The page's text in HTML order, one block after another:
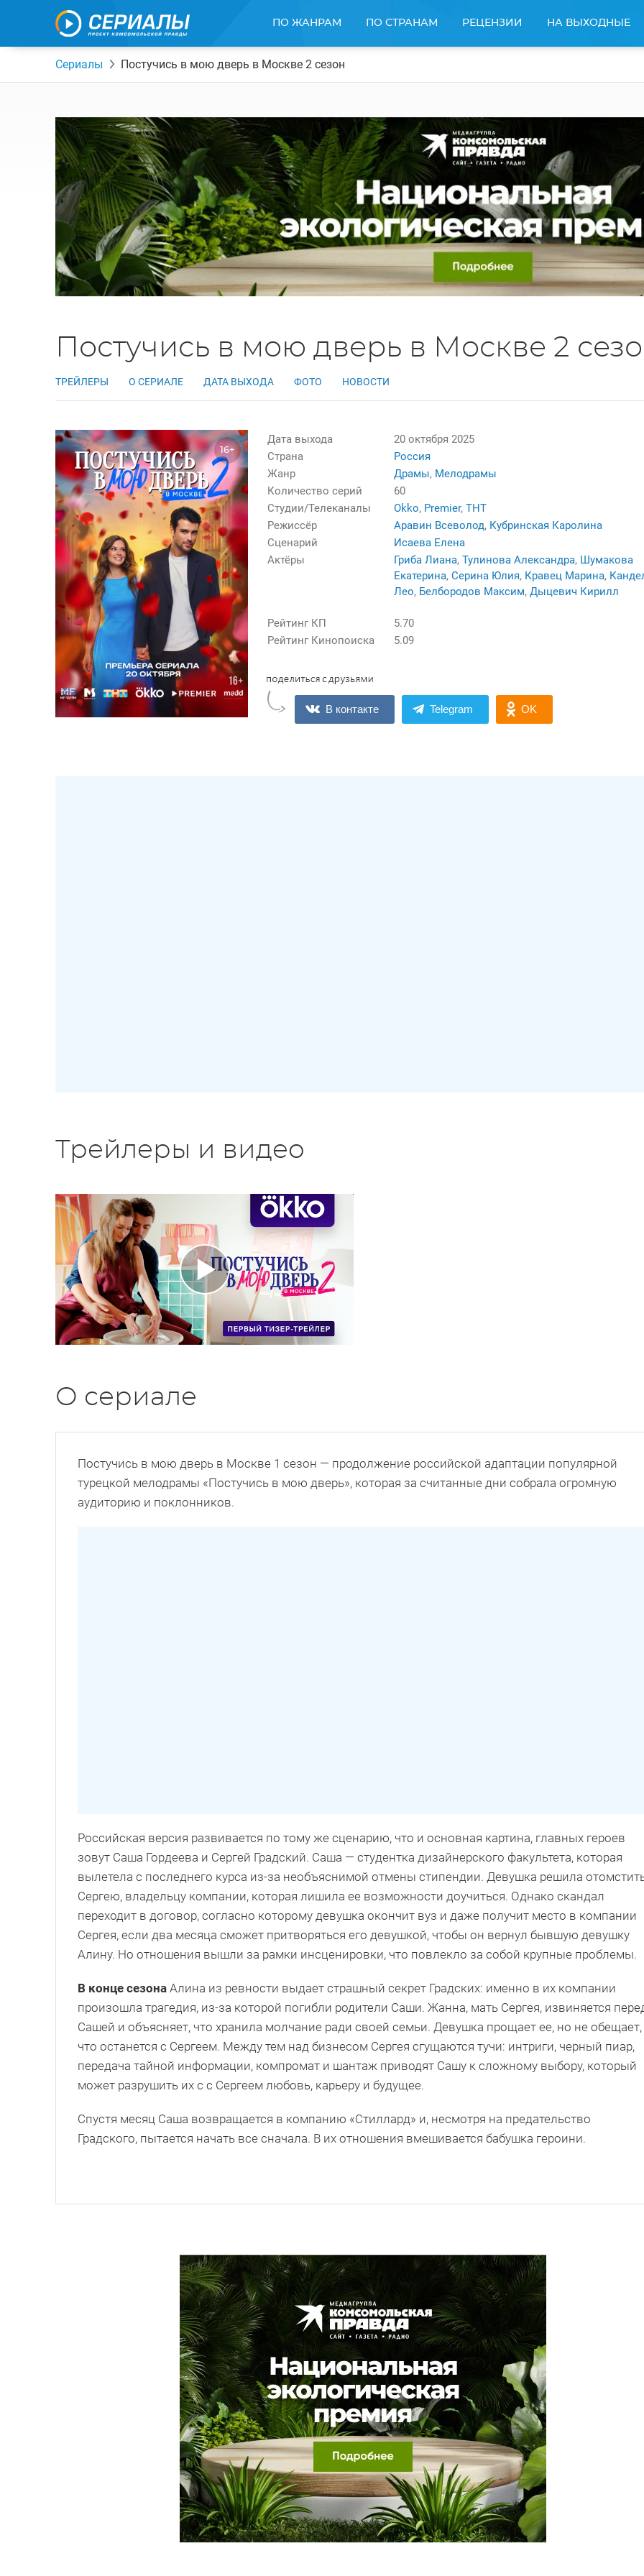
ПО ЖАНРАМ ПО СТРАНАМ РЕЦЕНЗИИ НА ВЫХОДНЫЕ
Сериалы Постучись в мою дверь в Москве 2 сезон
Постучись в мою дверь в Москве 2
ТРЕЙЛЕРЫ О СЕРИАЛЕ ДАТА ВЫХОДА ФОТО НОВОСТИ
16+
Дата выхода
20 октября 2025
Страна
Россия
Жанр
Драмы, Мелодрамы
Количество серий
60
Студии/Телеканалы
Okko, Premier,ТНТ
Режиссёр
Аравин Всеволод, Кубринская Каролина
Сценарий
Исаева Елена
Актёры
Гриба Лиана,Тулинова Александра, Шумакова
Екатерина,Серина Юлия, Кравец Марина,
Лео, Белбородов Максим, Дыцевич Кирилл
Рейтинг КП
5.70
Рейтинг Кинопоиска
5.09
В контакте Telegram OK
Трейлеры и видео
О сериале
Постучись в мою дверь в Москве 1 сезон — продолжение российской адаптации популярной
турецкой мелодрамы «Постучись в мою дверь», которая за считанные дни собрала огромную
аудиторию и поклонников.
Российская версия развивается по тому же сценарию, что и основная картина, главных героев
зовут Саша Гордеева и Сергей Градский. Саша — студентка дизайнерского факультета, которая
вылетела с последнего курса из-за необъяснимой отмены стипендии. Девушка решила
Сергею, владельцу компании, которая лишила ее возможности доучиться. Однако скандал
переходит в договор, согласно которому девушка окончит вуз и даже получит место в компании
Сергея, если два месяца сможет притворяться его девушкой, чтобы он вернул бывшую девушку
Алину. Но отношения вышли за рамки инсценировки, что повлекло за собой крупные проблемы.
В конце сезона Алина из ревности выдает страшный секрет Градских: именно в их компании
произошла трагедия, из-за которой погибли родители Саши. Жанна, мать Сергея, извиняется
Сашей и объясняет, что хранила молчание ради своей семьи. Девушка прощает ее, но не обещает,
что останется с Сергеем. Между тем над бизнесом Сергея сгущаются тучи: интриги, черный пиар,
передача тайной информации, компромат и шантаж приводят Сашу к сложному выбору, который
может разрушить их с с Сергеем любовь, карьеру и будущее.
Спустя месяц Саша возвращается в компанию «Стиллард» и, несмотря на предательство
Градского, пытается начать все сначала. В их отношения вмешивается бабушка героини.